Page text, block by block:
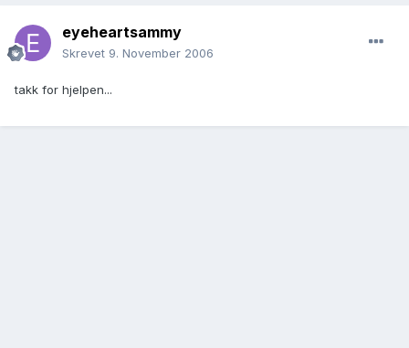
eyeheartsammy
Skrevet 9. November 2006
takk for hjelpen...